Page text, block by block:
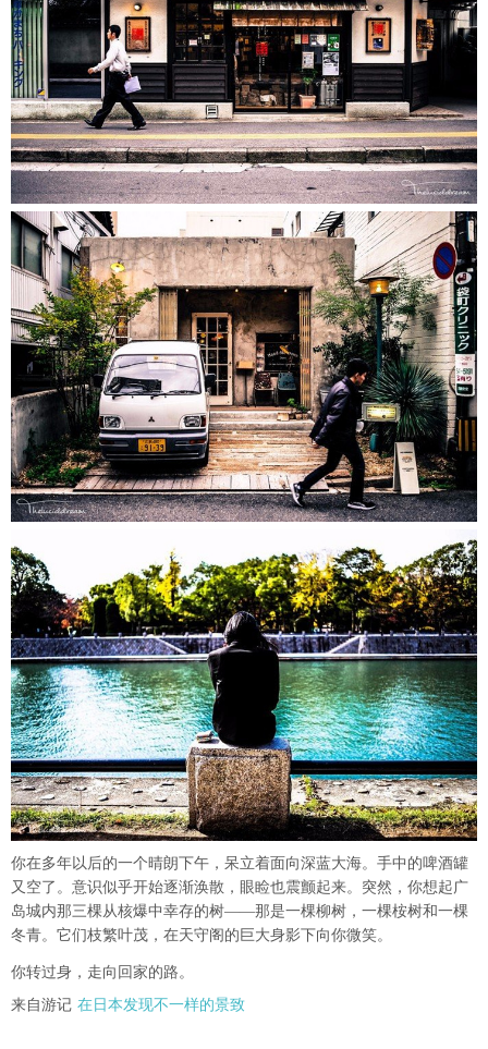
你在多年以后的一个晴朗下午，呆立着面向深蓝大海。手中的啤酒罐
又空了。意识似乎开始逐渐涣散，眼睑也震颤起来。突然，你想起广
岛城内那三棵从核爆中幸存的树——那是一棵柳树，一棵桉树和一棵
冬青。它们枝繁叶茂，在天守阁的巨大身影下向你微笑。
你转过身，走向回家的路。
来自游记 在日本发现不一样的景致